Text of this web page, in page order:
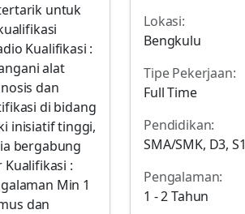
untuk
Kualifikasi :
alat
dan
di bidang
inisiatif tinggi,
bergabung
Kualifikasi :
Min 1
dan
Lokasi:
Bengkulu
Tipe Pekerjaan:
Full Time
Pendidikan:
SMA/SMK, D3, S1
Pengalaman:
1 - 2 Tahun